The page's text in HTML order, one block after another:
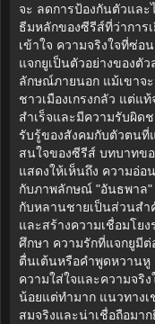
จะ ลดการป้องกันตัวแล
ธีมหลักของซีรีส์ที่ว่าการ
เข้าใจ ความจริงใจที่ซ่
แจกยูเป็นตัวอย่างของตั
ลักษณ์ภายนอก แม้เขาจ
ชาวเมืองเกรงกลัว แต่แ
สำเร็จและมีความรับผิด
รับรู้ของสังคมกับตัวตนที่
สนใจของซีรีส์ บทบาทข
แสดงให้เห็นถึง ความอ่
กับภาพลักษณ์ "อันธพาล"
กับหลานชายเป็นส่วนส
และสร้างความเชื่อมโย
ศึกษา ความรักที่แจกยูมี
ตื่นเต้นหรือคำพูดหวานหู
ความใส่ใจและความจริ
น้อยแต่ทำมาก แนวทาง
สมจริงและน่าเชื่อถือมา